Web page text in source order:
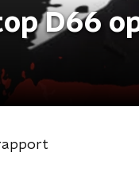
D66